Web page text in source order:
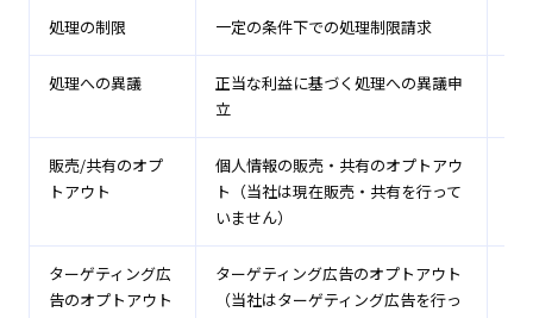
処理の制限 一定の条件下での処理制限請求
処理への異議
正当な利益に基づく処理への異議申
立
販売/共有のオプ
トアウト
個人情報の販売・共有のオプトアウ
ト（当社は現在販売・共有を行って
いません）
ターゲティング広
告のオプトアウト
ターゲティング広告のオプトアウト
（当社はターゲティング広告を行っ